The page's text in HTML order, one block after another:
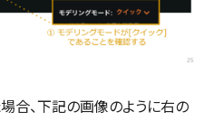
合、下記の画像のように右の